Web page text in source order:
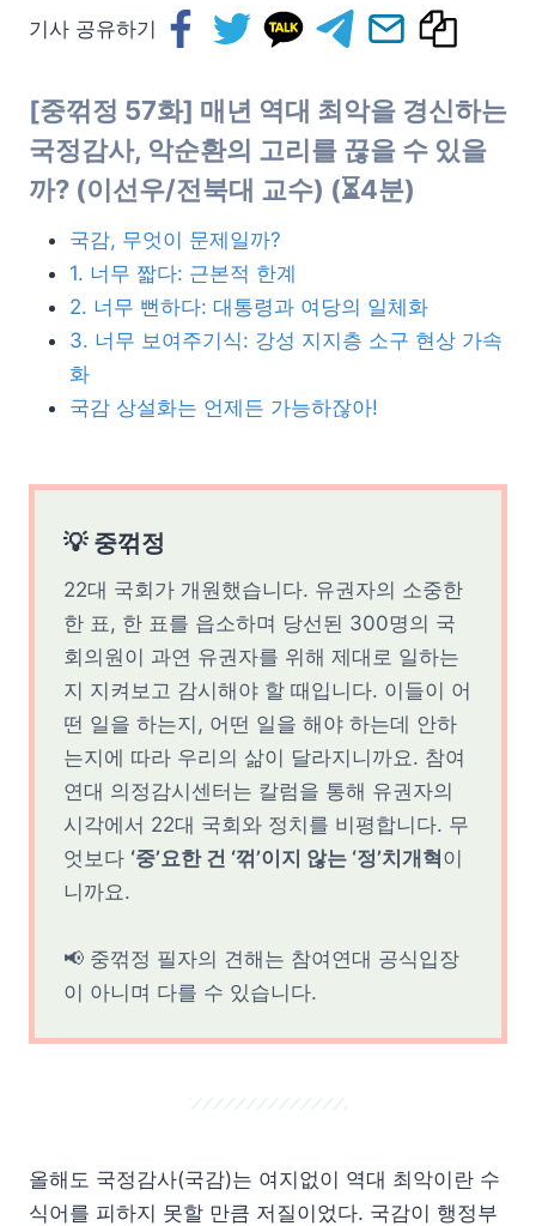
기사 공유하기
[중꺾정 57화] 매년 역대 최악을 경신하는
국정감사, 악순환의 고리를 끊을 수 있을
까? (이선우/전북대 교수) (⏳4분)
국감, 무엇이 문제일까?
1. 너무 짧다: 근본적 한계
2. 너무 뻔하다: 대통령과 여당의 일체화
3. 너무 보여주기식: 강성 지지층 소구 현상 가속
화
국감 상설화는 언제든 가능하잖아!
💡 중꺾정
22대 국회가 개원했습니다. 유권자의 소중한
한 표, 한 표를 읍소하며 당선된 300명의 국
회의원이 과연 유권자를 위해 제대로 일하는
지 지켜보고 감시해야 할 때입니다. 이들이 어
떤 일을 하는지, 어떤 일을 해야 하는데 안하
는지에 따라 우리의 삶이 달라지니까요. 참여
연대 의정감시센터는 칼럼을 통해 유권자의
시각에서 22대 국회와 정치를 비평합니다. 무
엇보다 ‘중’요한 건 ‘꺾’이지 않는 ‘정’치개혁 이
니까요.
📢 중꺾정 필자의 견해는 참여연대 공식입장
이 아니며 다를 수 있습니다.
올해도 국정감사(국감)는 여지없이 역대 최악이란 수
식어를 피하지 못할 만큼 저질이었다. 국감이 행정부